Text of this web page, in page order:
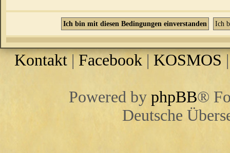
Kontakt |Facebook | KOSMOS
Powered by phpBB®
Deutsche